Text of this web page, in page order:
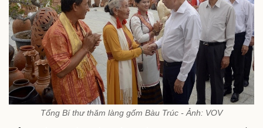
Tổng Bí thư thăm làng gốm Bàu Trúc - Ảnh: VOV